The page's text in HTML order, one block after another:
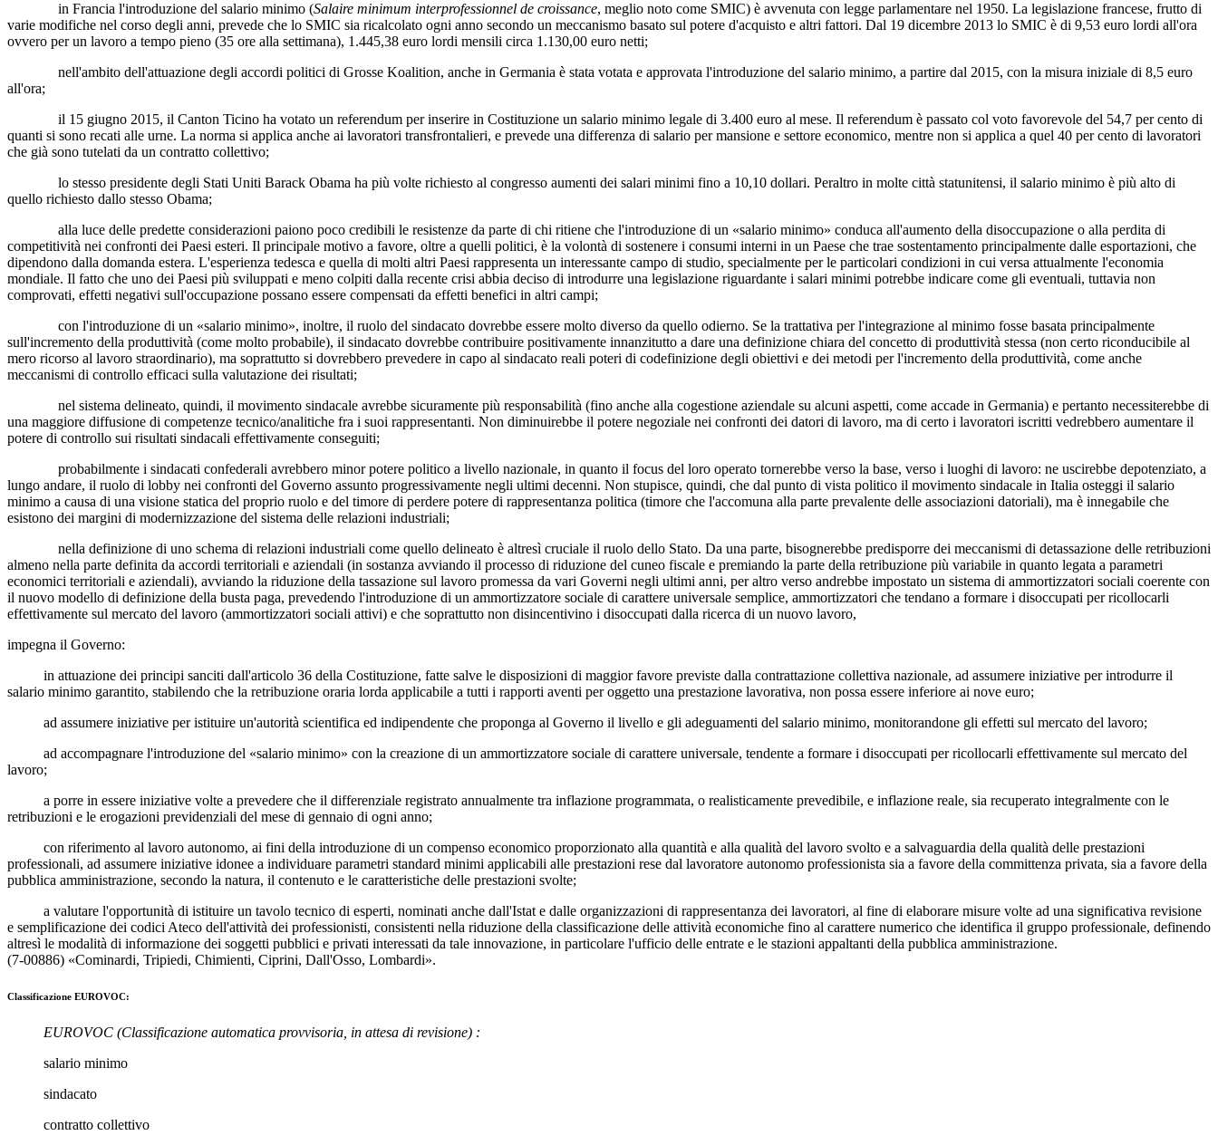
in Francia l'introduzione del salario minimo (Salaire minimum interprofessionnel de croissance, meglio noto come SMIC) è avvenuta con legge parlamentare nel 1950. La legislazione francese, frutto di
varie modifiche nel corso degli anni, prevede che lo SMIC sia ricalcolato ogni anno secondo un meccanismo basato sul potere d'acquisto e altri fattori. Dal 19 dicembre 2013 lo SMIC è di 9,53 euro lordi all'ora
ovvero per un lavoro a tempo pieno (35 ore alla settimana), 1.445,38 euro lordi mensili circa 1.130,00 euro netti;
nell'ambito dell'attuazione degli accordi politici di Grosse Koalition, anche in Germania è stata votata e approvata l'introduzione del salario minimo, a partire dal 2015, con la misura iniziale di 8,5 euro
all'ora;
il 15 giugno 2015, il Canton Ticino ha votato un referendum per inserire in Costituzione un salario minimo legale di 3.400 euro al mese. Il referendum è passato col voto favorevole del 54,7 per cento di
quanti si sono recati alle urne. La norma si applica anche ai lavoratori transfrontalieri, e prevede una differenza di salario per mansione e settore economico, mentre non si applica a quel 40 per cento di lavoratori
che già sono tutelati da un contratto collettivo;
lo stesso presidente degli Stati Uniti Barack Obama ha più volte richiesto al congresso aumenti dei salari minimi fino a 10,10 dollari. Peraltro in molte città statunitensi, il salario minimo è più alto di
quello richiesto dallo stesso Obama;
alla luce delle predette considerazioni paiono poco credibili le resistenze da parte di chi ritiene che l'introduzione di un «salario minimo» conduca all'aumento della disoccupazione o alla perdita di
competitività nei confronti dei Paesi esteri. Il principale motivo a favore, oltre a quelli politici, è la volontà di sostenere i consumi interni in un Paese che trae sostentamento principalmente dalle esportazioni, che
dipendono dalla domanda estera. L'esperienza tedesca e quella di molti altri Paesi rappresenta un interessante campo di studio, specialmente per le particolari condizioni in cui versa attualmente l'economia
mondiale. Il fatto che uno dei Paesi più sviluppati e meno colpiti dalla recente crisi abbia deciso di introdurre una legislazione riguardante i salari minimi potrebbe indicare come gli eventuali, tuttavia non
comprovati, effetti negativi sull'occupazione possano essere compensati da effetti benefici in altri campi;
con l'introduzione di un «salario minimo», inoltre, il ruolo del sindacato dovrebbe essere molto diverso da quello odierno. Se la trattativa per l'integrazione al minimo fosse basata principalmente
sull'incremento della produttività (come molto probabile), il sindacato dovrebbe contribuire positivamente innanzitutto a dare una definizione chiara del concetto di produttività stessa (non certo riconducibile al
mero ricorso al lavoro straordinario), ma soprattutto si dovrebbero prevedere in capo al sindacato reali poteri di codefinizione degli obiettivi e dei metodi per l'incremento della produttività, come anche
meccanismi di controllo efficaci sulla valutazione dei risultati;
nel sistema delineato, quindi, il movimento sindacale avrebbe sicuramente più responsabilità (fino anche alla cogestione aziendale su alcuni aspetti, come accade in Germania) e pertanto necessiterebbe di
una maggiore diffusione di competenze tecnico/analitiche fra i suoi rappresentanti. Non diminuirebbe il potere negoziale nei confronti dei datori di lavoro, ma di certo i lavoratori iscritti vedrebbero aumentare il
potere di controllo sui risultati sindacali effettivamente conseguiti;
probabilmente i sindacati confederali avrebbero minor potere politico a livello nazionale, in quanto il focus del loro operato tornerebbe verso la base, verso i luoghi di lavoro: ne uscirebbe depotenziato, a
lungo andare, il ruolo di lobby nei confronti del Governo assunto progressivamente negli ultimi decenni. Non stupisce, quindi, che dal punto di vista politico il movimento sindacale in Italia osteggi il salario
minimo a causa di una visione statica del proprio ruolo e del timore di perdere potere di rappresentanza politica (timore che l'accomuna alla parte prevalente delle associazioni datoriali), ma è innegabile che
esistono dei margini di modernizzazione del sistema delle relazioni industriali;
nella definizione di uno schema di relazioni industriali come quello delineato è altresì cruciale il ruolo dello Stato. Da una parte, bisognerebbe predisporre dei meccanismi di detassazione delle retribuzioni
almeno nella parte definita da accordi territoriali e aziendali (in sostanza avviando il processo di riduzione del cuneo fiscale e premiando la parte della retribuzione più variabile in quanto legata a parametri
economici territoriali e aziendali), avviando la riduzione della tassazione sul lavoro promessa da vari Governi negli ultimi anni, per altro verso andrebbe impostato un sistema di ammortizzatori sociali coerente con
il nuovo modello di definizione della busta paga, prevedendo l'introduzione di un ammortizzatore sociale di carattere universale semplice, ammortizzatori che tendano a formare i disoccupati per ricollocarli
effettivamente sul mercato del lavoro (ammortizzatori sociali attivi) e che soprattutto non disincentivino i disoccupati dalla ricerca di un nuovo lavoro,
impegna il Governo:
in attuazione dei principi sanciti dall'articolo 36 della Costituzione, fatte salve le disposizioni di maggior favore previste dalla contrattazione collettiva nazionale, ad assumere iniziative per introdurre il
salario minimo garantito, stabilendo che la retribuzione oraria lorda applicabile a tutti i rapporti aventi per oggetto una prestazione lavorativa, non possa essere inferiore ai nove euro;
ad assumere iniziative per istituire un'autorità scientifica ed indipendente che proponga al Governo il livello e gli adeguamenti del salario minimo, monitorandone gli effetti sul mercato del lavoro;
ad accompagnare l'introduzione del «salario minimo» con la creazione di un ammortizzatore sociale di carattere universale, tendente a formare i disoccupati per ricollocarli effettivamente sul mercato del
lavoro;
a porre in essere iniziative volte a prevedere che il differenziale registrato annualmente tra inflazione programmata, o realisticamente prevedibile, e inflazione reale, sia recuperato integralmente con le
retribuzioni e le erogazioni previdenziali del mese di gennaio di ogni anno;
con riferimento al lavoro autonomo, ai fini della introduzione di un compenso economico proporzionato alla quantità e alla qualità del lavoro svolto e a salvaguardia della qualità delle prestazioni
professionali, ad assumere iniziative idonee a individuare parametri standard minimi applicabili alle prestazioni rese dal lavoratore autonomo professionista sia a favore della committenza privata, sia a favore della
pubblica amministrazione, secondo la natura, il contenuto e le caratteristiche delle prestazioni svolte;
a valutare l'opportunità di istituire un tavolo tecnico di esperti, nominati anche dall'Istat e dalle organizzazioni di rappresentanza dei lavoratori, al fine di elaborare misure volte ad una significativa revisione
e semplificazione dei codici Ateco dell'attività dei professionisti, consistenti nella riduzione della classificazione delle attività economiche fino al carattere numerico che identifica il gruppo professionale, definendo
altresì le modalità di informazione dei soggetti pubblici e privati interessati da tale innovazione, in particolare l'ufficio delle entrate e le stazioni appaltanti della pubblica amministrazione.
(7-00886) «Cominardi, Tripiedi, Chimienti, Ciprini, Dall'Osso, Lombardi».
Classificazione EUROVOC:
EUROVOC (Classificazione automatica provvisoria, in attesa di revisione) :
salario minimo
sindacato
contratto collettivo